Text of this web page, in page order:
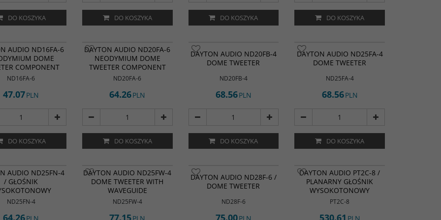
(dB): 89 dB
:
4,5" | 11 cm
(W RMS): 50 W
DO KOSZYKA DO KOSZYKA DO KOSZYKA DO KOSZYKA
AUDIO ND16FA-6
DOME
COMPONENT
ND16FA-6
47.07PLN
DO KOSZYKA
DAYTON AUDIO ND20FA-6
NEODYMIUM DOME
TWEETER COMPONENT
ND20FA-6
64.26PLN
DO KOSZYKA
DAYTON AUDIO ND20FB-4
DOME TWEETER
ND20FB-4
68.56PLN
DO KOSZYKA
DAYTON AUDIO ND25FA-4
DOME TWEETER
ND25FA-4
68.56PLN
DO KOSZYKA
AUDIO ND25FN-4
/ GŁOŚNIK
ND25FN-4
64.26
DAYTON AUDIO ND25FW-4
DOME TWEETER WITH
WAVEGUIDE
ND25FW-4
77.15
DAYTON AUDIO ND28F-6 /
DOME TWEETER
ND28F-6
75.00
DAYTON AUDIO PT2C-8 /
PLANARNY GŁOŚNIK
WYSOKOTONOWY
PT2C-8
530.61